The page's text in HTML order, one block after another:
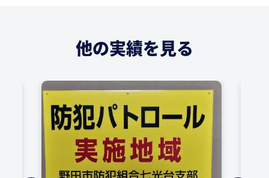
他の実績を見る